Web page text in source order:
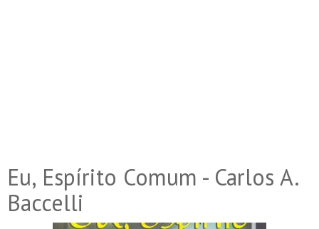
Eu, Espírito Comum - Carlos A.
Baccelli